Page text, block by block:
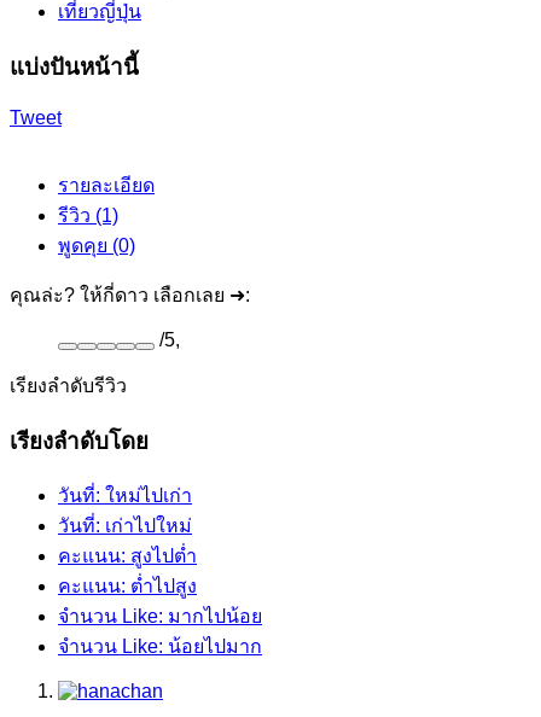
เที่ยวญี่ปุ่น
แบ่งปันหน้านี้
Tweet
รายละเอียด
รีวิว (1)
พูดคุย (0)
คุณล่ะ? ให้กี่ดาว เลือกเลย ➜:
/5,
เรียงลำดับรีวิว
เรียงลำดับโดย
วันที่: ใหม่ไปเก่า
วันที่: เก่าไปใหม่
คะแนน: สูงไปต่ำ
คะแนน: ต่ำไปสูง
จำนวน Like: มากไปน้อย
จำนวน Like: น้อยไปมาก